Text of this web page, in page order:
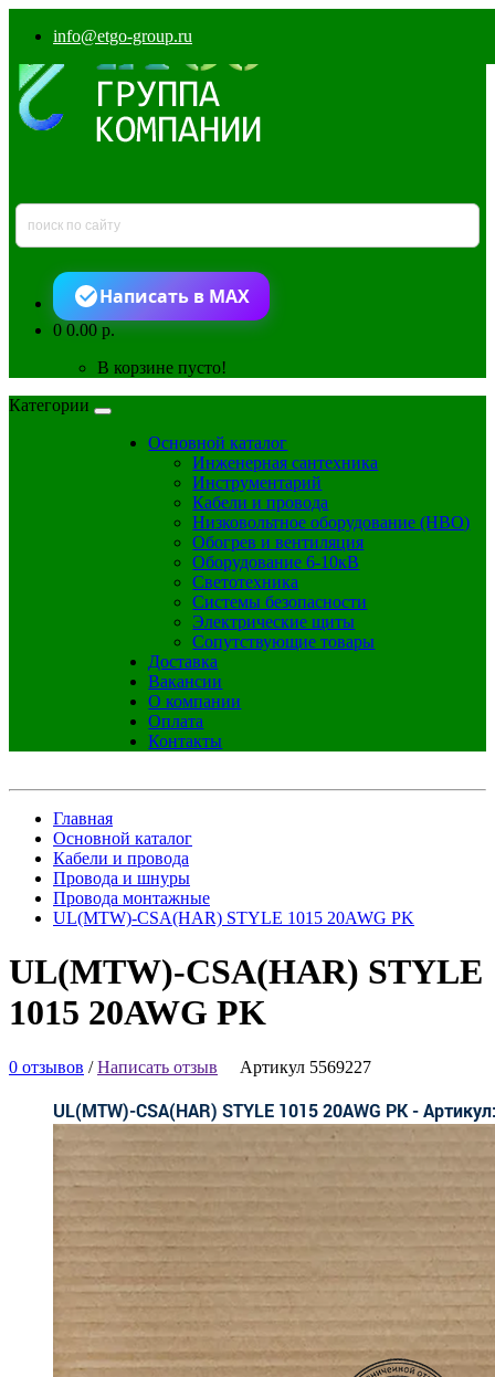
info@etgo-group.ru
Написать в MAX
00.00 р.
В корзине пусто!
Категории
Основной каталог
Инженерная сантехника
Инструментарий
Кабели и провода
Низковольтное оборудование (НВО)
Обогрев и вентиляция
Оборудование 6-10кВ
Светотехника
Системы безопасности
Электрические щиты
Сопутствующие товары
Доставка
Вакансии
О компании
Оплата
Контакты
Главная
Основной каталог
Кабели и провода
Провода и шнуры
Провода монтажные
UL(MTW)-CSA(HAR) STYLE 1015 20AWG PK
UL(MTW)-CSA(HAR) STYLE
1015 20AWG PK
0 отзывов /Написать отзыв Артикул 5569227